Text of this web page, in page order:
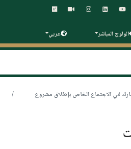
الولوج المباشر عربي
تُشارك في الاجتماع الخاص بإطلاق مشروع